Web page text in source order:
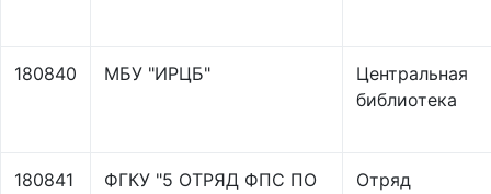
180840 МБУ "ИРЦБ"
Центральная
библиотека
180841
ФГКУ "5 ОТРЯД ФПС ПО
Отряд